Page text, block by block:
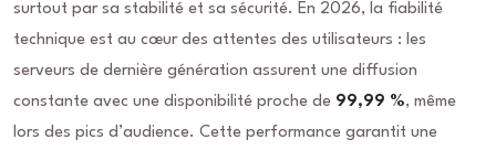
surtout par sa stabilité et sa sécurité. En 2026, la fiabilité
technique est au cœur des attentes des utilisateurs : les
serveurs de dernière génération assurent une diffusion
constante avec une disponibilité proche de 99,99 %, même
lors des pics d’audience. Cette performance garantit une